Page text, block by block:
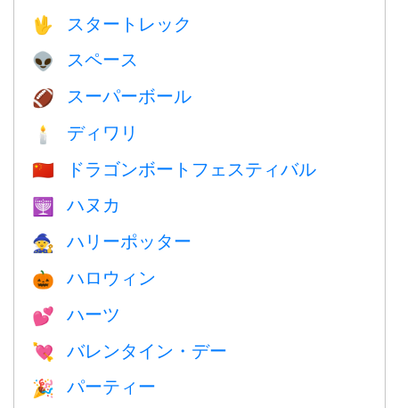
🖖 スタートレック
👽 スペース
🏈 スーパーボール
🕯 ディワリ
🇨🇳 ドラゴンボートフェスティバル
🕎 ハヌカ
🧙 ハリーポッター
🎃 ハロウィン
💕 ハーツ
💘 バレンタイン・デー
🎉 パーティー